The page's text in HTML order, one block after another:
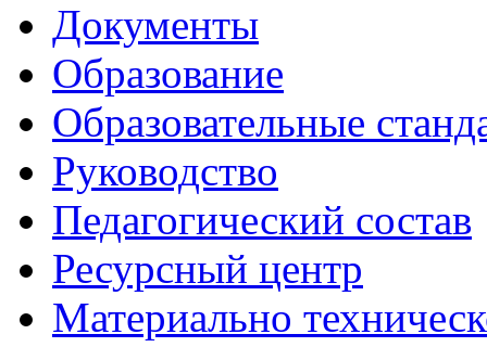
Документы
Образование
Образовательные
Руководство
Педагогический состав
Ресурсный центр
Материально